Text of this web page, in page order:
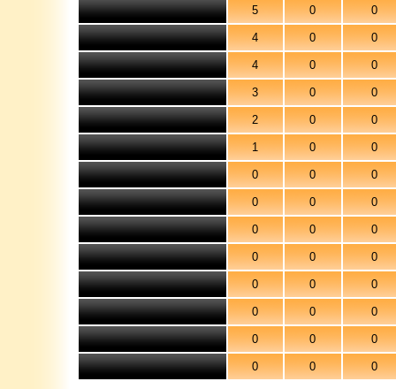
5 0 0
4 0 0
4 0 0
3 0 0
2 0 0
1 0 0
0 0 0
0 0 0
0 0 0
0 0 0
0 0 0
0 0 0
0 0 0
0 0 0